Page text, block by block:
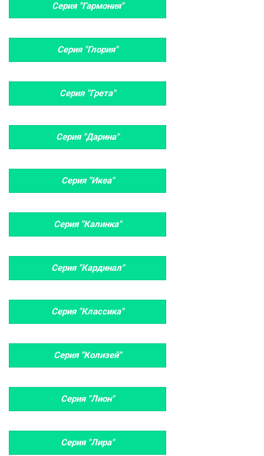
Серия "Гармония"
Серия "Глория"
Серия "Грета"
Серия "Дарина"
Серия "Икеа"
Серия "Калинка"
Серия "Кардинал"
Серия "Классика"
Серия "Колизей"
Серия "Лион"
Серия "Лира"